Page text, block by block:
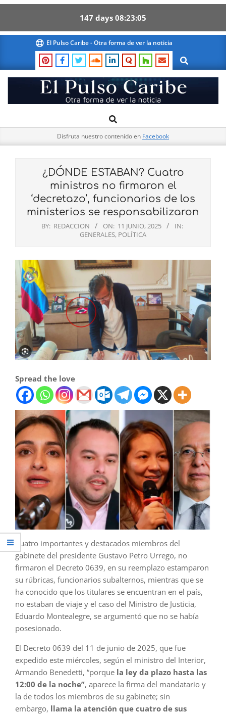
147 days 08 23 04
content
El Pulso Caribe - Otra forma de ver la noticia
Search
El
Pulso
Navigation
Search
Disfruta nuestro contenido en Facebook
¿DÓNDE ESTABAN? Cuatro
ministros no firmaron el
‘decretazo’, funcionarios de los
ministerios se responsabilizaron
BY: REDACCION ON: 11 JUNIO, 2025
IN:
GENERALES, POLÍTICA
Spread the love
Cuatro importantes y destacados miembros del
gabinete del presidente Gustavo Petro Urrego, no
firmaron el Decreto 0639, en su reemplazo estamparon
su rúbricas, funcionarios subalternos, mientras que se
ha conocido que los titulares se encuentran en el país,
no estaban de viaje y el caso del Ministro de Justicia,
Eduardo Montealegre, se argumentó que no se había
posesionado.
El Decreto 0639 del 11 de junio de 2025, que fue
expedido este miércoles, según el ministro del Interior,
Armando Benedetti, “porque la ley da plazo hasta las
12:00 de la noche”, aparece la firma del mandatario y
la de todos los miembros de su gabinete; sin
embargo, llama la atención que cuatro de sus